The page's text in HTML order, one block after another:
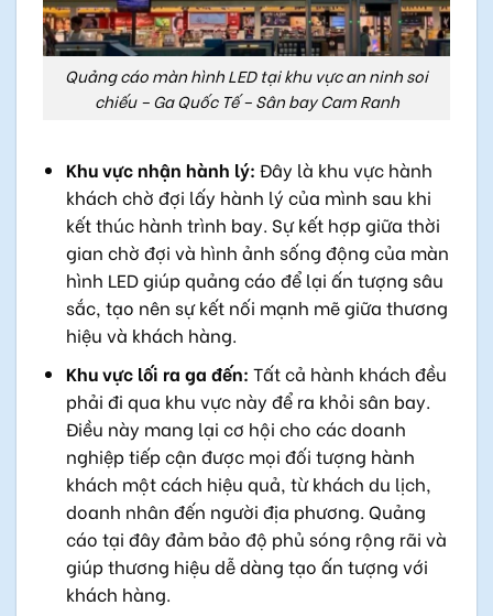
Quảng cáo màn hình LED tại khu vực an ninh soi
chiếu – Ga Quốc Tế – Sân bay Cam Ranh
Khu vực nhận hành lý: Đây là khu vực hành
khách chờ đợi lấy hành lý của mình sau khi
kết thúc hành trình bay. Sự kết hợp giữa thời
gian chờ đợi và hình ảnh sống động của màn
hình LED giúp quảng cáo để lại ấn tượng sâu
sắc, tạo nên sự kết nối mạnh mẽ giữa thương
hiệu và khách hàng.
Khu vực lối ra ga đến: Tất cả hành khách đều
phải đi qua khu vực này để ra khỏi sân bay.
Điều này mang lại cơ hội cho các doanh
nghiệp tiếp cận được mọi đối tượng hành
khách một cách hiệu quả, từ khách du lịch,
doanh nhân đến người địa phương. Quảng
cáo tại đây đảm bảo độ phủ sóng rộng rãi và
giúp thương hiệu dễ dàng tạo ấn tượng với
khách hàng.